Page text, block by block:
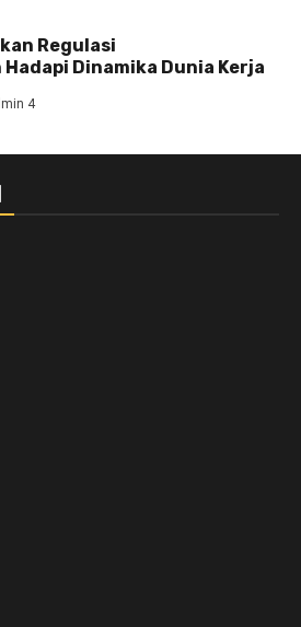
Regulasi
Dinamika Dunia Kerja
4